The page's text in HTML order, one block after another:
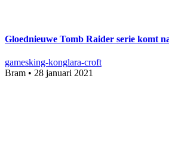
Gloednieuwe Tomb Raider serie komt
gamesking-konglara-croft
Bram • 28 januari 2021